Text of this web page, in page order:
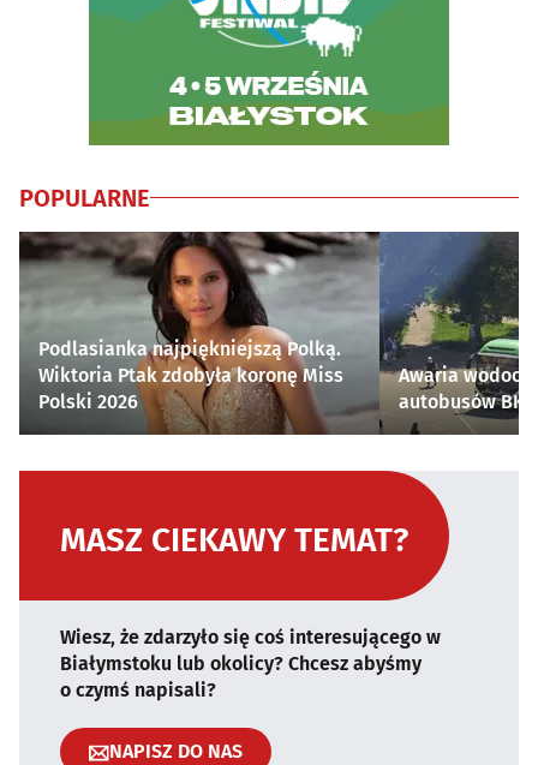
POPULARNE
Podlasianka najpiękniejszą Polką.
Wiktoria Ptak zdobyła koronę Miss
Polski 2026
Awaria
autobusów
MASZ CIEKAWY TEMAT?
Wiesz, że zdarzyło się coś interesującego w
Białymstoku lub okolicy? Chcesz abyśmy
o czymś napisali?
NAPISZ DO NAS